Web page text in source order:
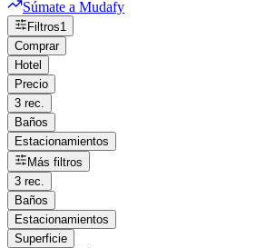
Súmate a Mudafy
Filtros1
Comprar
Hotel
Precio
3 rec.
Baños
Estacionamientos
Más filtros
3 rec.
Baños
Estacionamientos
Superficie